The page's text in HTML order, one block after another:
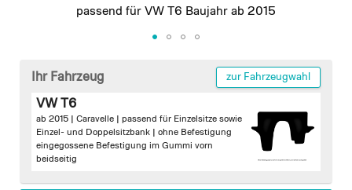
passend für VW T6 Baujahr ab 2015
beginning
images
Ihr Fahrzeug zur Fahrzeugwahl
VW T6
ab 2015 | Caravelle | passend für Einzelsitze sowie
Einzel- und Doppelsitzbank | ohne Befestigung
eingegossene Befestigung im Gummi vorn
beidseitig